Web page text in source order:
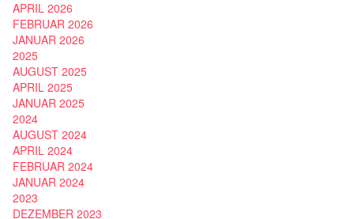
APRIL 2026
FEBRUAR 2026
JANUAR 2026
2025
AUGUST 2025
APRIL 2025
JANUAR 2025
2024
AUGUST 2024
APRIL 2024
FEBRUAR 2024
JANUAR 2024
2023
DEZEMBER 2023